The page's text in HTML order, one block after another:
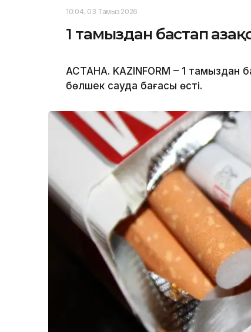
10:04, 03 Тамыз 2026
1 тамыздан бастап
АСТАНА. KAZINFORM – 1 тамыздан
бөлшек сауда бағасы өсті.